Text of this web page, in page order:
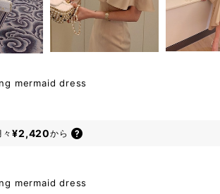
mermaid dress
々¥2,420から
mermaid dress